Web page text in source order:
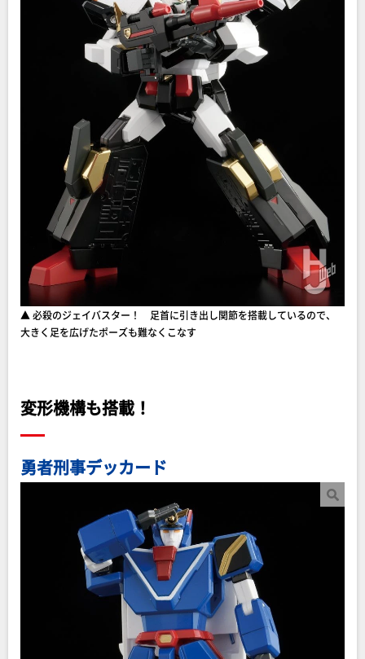
▲ 必殺のジェイバスター！ 足首に引き出し関節を搭載しているので、
大きく足を広げたポーズも難なくこなす
変形機構も搭載！
勇者刑事デッカード